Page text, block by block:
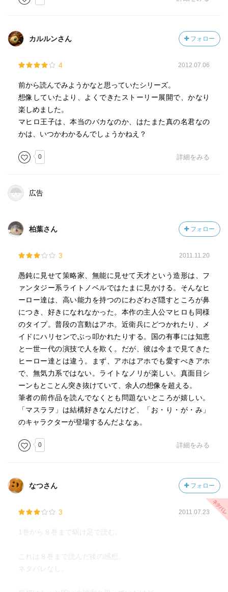
カルルンさん フォロー
4 2012.07.06
前から読んでみようかなと思っていたシリーズ。
想像していたより、よくできたストーリー展開で、かなり
楽しめました。
マヒロ王子は、本当のバカなのか、はたまた真の名君なの
かは、いつかわかるんでしょうかねえ？
0 詳細をみる
広告
柏葉さん フォロー
3 2011.11.20
愚鈍に見せて策略家、無能に見せて天才という造形は、フ
ァンタジー系ライトノベルではたまに見かける。そんなヒ
ーロー達は、高い能力を持つのにわざわざ隠すところが鼻
につき、好きになれなかった。本作の主人公マヒロも同様
のタイプ。普段の言動はアホ。近衛兵にどつかれたり、メ
イドにハリセンでぶっ叩かれたりする。国の有事には知恵
と一世一代の演技で人を欺く。だが、彼は今まで見てきた
ヒーロー達とは違う。まず、アホはアホでも愛すべきアホ
で、無気力系ではない。ライトなノリが楽しい。真面目シ
ーンもとことん突き抜けていて、余人の想像を超える。
筆者の前作品を読んでなくとも問題ないところが嬉しい。
「マスラヲ」は結構好きなんだけど、「お・り・が・み」
のキャラクターが登場するんだよなぁ。
0 詳細をみる
なつさん フォロー
3 2011.07.23
1巻から８巻まで駆け足で読む。
これは８巻まで読んだ後の感想。
ネタバレなし。